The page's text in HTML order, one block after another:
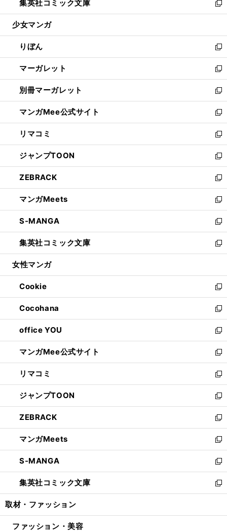
く
で
開
ド
ウ
開
く
ィ
ン
ウ
で
開
く
い
ウ
ン
ド
ウ
で
開
く
集英社コミック文庫
新
し
ウ
ィ
ン
ド
ウ
で
開
く
少女マンガ
りぼん
新
し
い
ウ
ィ
ン
ド
ウ
で
開
く
マーガレット
新
し
い
ウ
ィ
ン
ド
ウ
で
開
く
別冊マーガレット
新
し
い
ウ
ィ
ン
ド
ウ
で
開
く
マンガMee公式サイト
新
し
い
ウ
ィ
ン
ド
ウ
で
開
く
リマコミ
新
し
い
ウ
ィ
ン
ド
ウ
で
開
く
ジャンプTOON
新
し
い
ウ
ィ
ン
ド
ウ
で
開
ZEBRACK
新
し
い
ウ
ィ
ン
ド
ウ
開
く
マンガMeets
新
し
い
ウ
ィ
ン
ウ
で
開
く
S-MANGA
新
し
い
ウ
ン
ド
ウ
で
開
く
集英社コミック文庫
新
し
ウ
ィ
ン
ド
ウ
で
開
く
女性マンガ
Cookie
新
し
い
ウ
ィ
ン
ド
ウ
で
開
く
Cocohana
新
し
い
ウ
ィ
ン
ド
ウ
で
開
く
office YOU
新
し
い
ウ
ィ
ン
ド
ウ
で
開
く
マンガMee公式サイト
新
し
い
ウ
ィ
ン
ド
ウ
で
開
く
リマコミ
新
し
い
ウ
ィ
ン
ド
ウ
で
開
く
ジャンプTOON
新
し
い
ウ
ィ
ン
ド
ウ
で
開
ZEBRACK
新
し
い
ウ
ィ
ン
ド
ウ
開
マンガMeets
新
し
い
ウ
ィ
ン
ウ
S-MANGA
新
し
い
ウ
ン
集英社コミック文庫
新
し
ウ
取材・ファッション
ファッション・美容